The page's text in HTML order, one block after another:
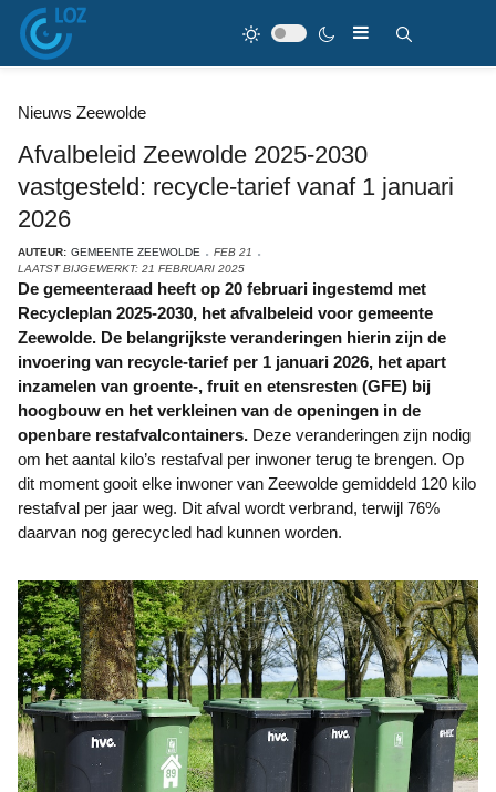
Nieuws Zeewolde
Afvalbeleid Zeewolde 2025-2030
vastgesteld: recycle-tarief vanaf 1 januari
2026
AUTEUR: GEMEENTE ZEEWOLDE
FEB 21
LAATST BIJGEWERKT: 21 FEBRUARI 2025
De gemeenteraad heeft op 20 februari ingestemd met
Recycleplan 2025-2030, het afvalbeleid voor gemeente
Zeewolde. De belangrijkste veranderingen hierin zijn de
invoering van recycle-tarief per 1 januari 2026, het apart
inzamelen van groente-, fruit en etensresten (GFE) bij
hoogbouw en het verkleinen van de openingen in de
openbare restafvalcontainers. Deze veranderingen zijn nodig
om het aantal kilo’s restafval per inwoner terug te brengen. Op
dit moment gooit elke inwoner van Zeewolde gemiddeld 120 kilo
restafval per jaar weg. Dit afval wordt verbrand, terwijl 76%
daarvan nog gerecycled had kunnen worden.